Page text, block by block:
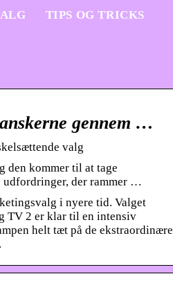
TIPS OG TRICKS
gennem …
valg
den kommer til at tage
udfordringer, der rammer …
i nyere tid. Valget
TV 2 er klar til en intensiv
helt tæt på de ekstraordinære